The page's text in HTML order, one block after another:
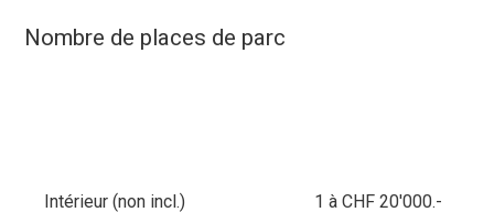
Nombre de places de parc
Intérieur (non incl.) 1 à CHF 20'000.-